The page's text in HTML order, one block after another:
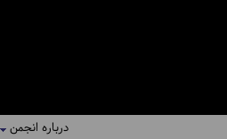
درباره انجمن